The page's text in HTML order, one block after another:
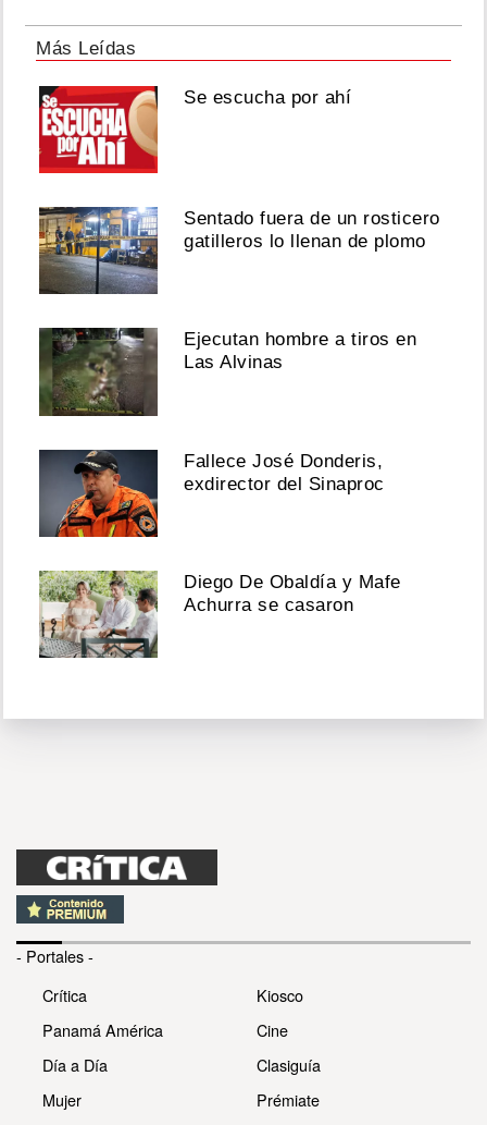
Más Leídas
Se escucha por ahí
Sentado fuera de un rosticero
gatilleros lo llenan de plomo
Ejecutan hombre a tiros en
Las Alvinas
Fallece José Donderis,
exdirector del Sinaproc
Diego De Obaldía y Mafe
Achurra se casaron
- Portales -
Crítica
Panamá América
Día a Día
Mujer
Kiosco
Cine
Clasiguía
Prémiate